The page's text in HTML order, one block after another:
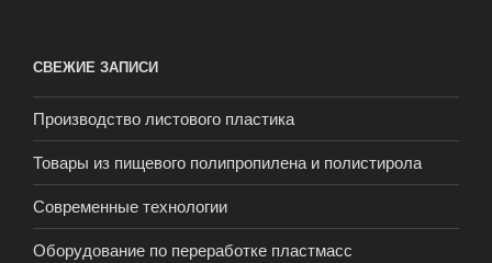
СВЕЖИЕ ЗАПИСИ
Производство листового пластика
Товары из пищевого полипропилена и полистирола
Современные технологии
Оборудование по переработке пластмасс